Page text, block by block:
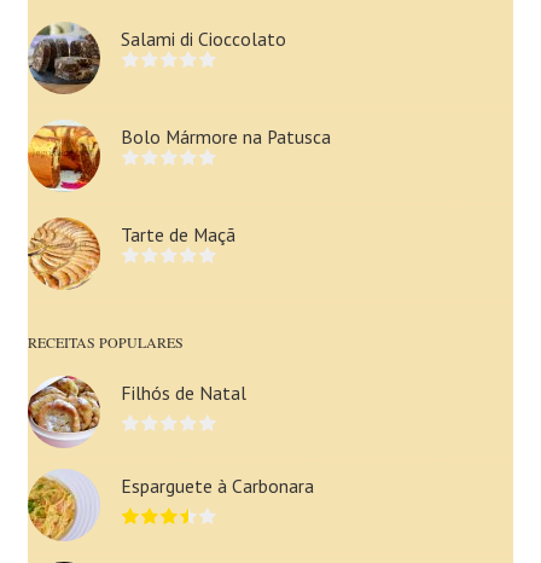
Salami di Cioccolato
Bolo Mármore na Patusca
Tarte de Maçã
RECEITAS POPULARES
Filhós de Natal
Esparguete à Carbonara